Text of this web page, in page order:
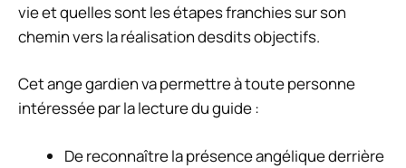
vie et quelles sont les étapes franchies sur son
chemin vers la réalisation desdits objectifs.
Cet ange gardien va permettre à toute personne
intéressée par la lecture du guide :
De reconnaître la présence angélique derrière